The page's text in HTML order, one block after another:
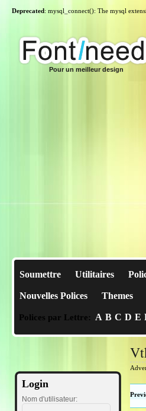
Deprecated: mysql_connect(): The mysql
Pour un meilleur design
Soumettre Utilitaires
Nouvelles Polices Themes
Polices par Lettre: A B C D E
Login
Nom d'utilisateur: